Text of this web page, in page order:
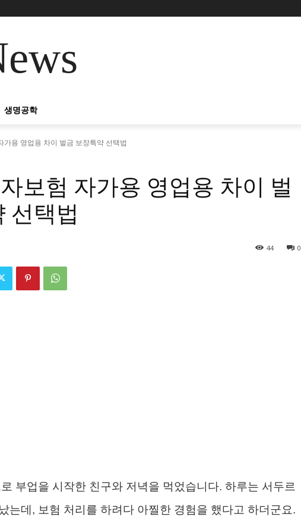
생명공학
가용 영업용 차이 벌금 보장특약 선택법
보험 자가용 영업용 차이 벌
선택법
0
44
부업을 시작한 친구와 저녁을 먹었습니다. 하루는 서두르
는데, 보험 처리를 하려다 아찔한 경험을 했다고 하더군요.